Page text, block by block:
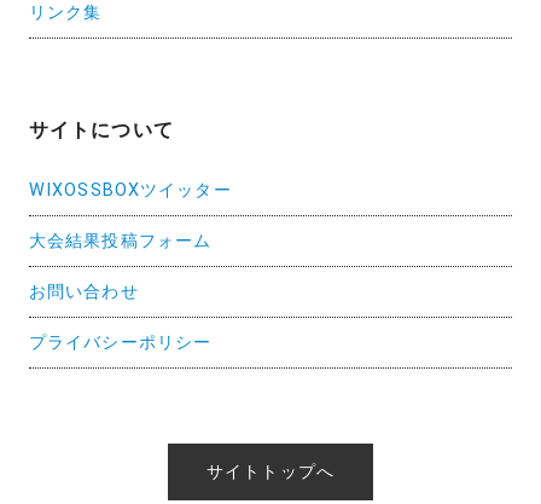
リンク集
サイトについて
WIXOSSBOXツイッター
大会結果投稿フォーム
お問い合わせ
プライバシーポリシー
サイトトップへ